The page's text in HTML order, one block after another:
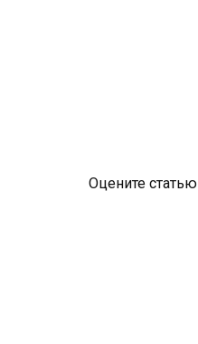
Оцените статью